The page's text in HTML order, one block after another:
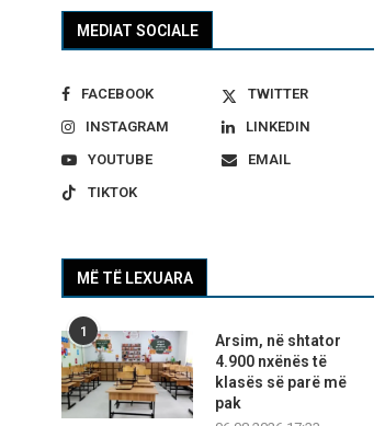
MEDIAT SOCIALE
FACEBOOK
TWITTER
INSTAGRAM
LINKEDIN
YOUTUBE
EMAIL
TIKTOK
MË TË LEXUARA
1
Arsim, në shtator
4.900 nxënës të
klasës së parë më
pak